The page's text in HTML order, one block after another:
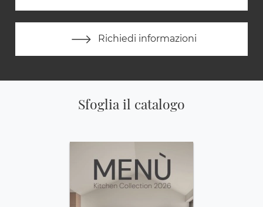
Richiedi informazioni
Sfoglia il catalogo